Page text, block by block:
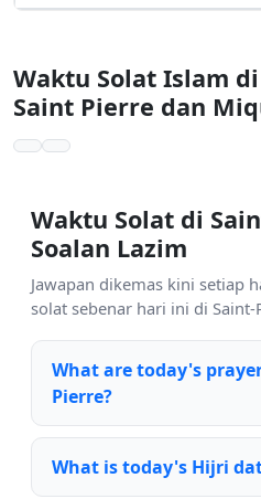
Waktu Solat Islam
Saint Pierre dan
Waktu Solat di
Soalan Lazim
Jawapan dikemas kini setiap
solat sebenar hari ini di Saint-
What are today's
Pierre?
What is today's Hijri